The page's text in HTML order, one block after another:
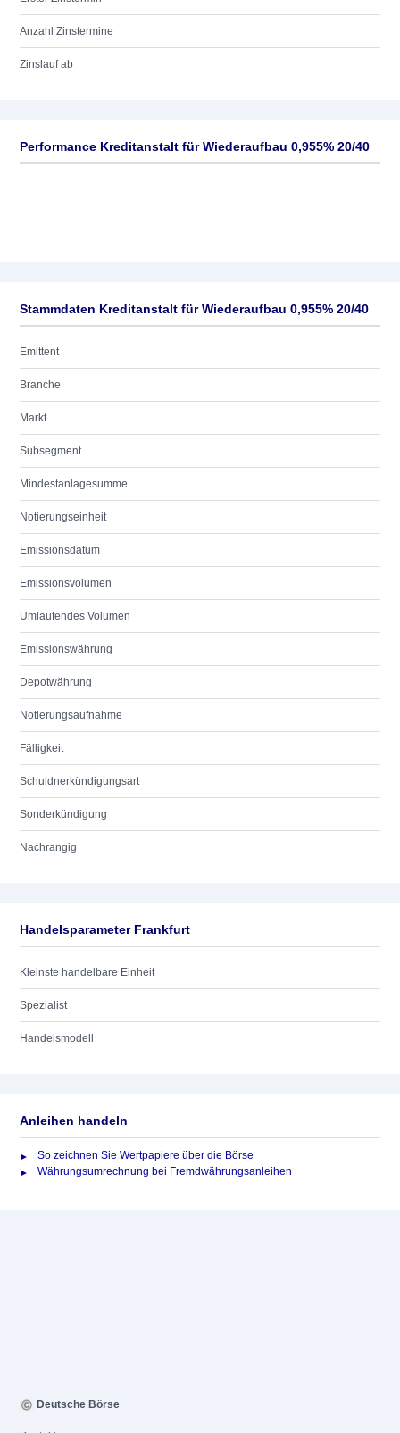
Anzahl Zinstermine
Zinslauf ab
Performance Kreditanstalt für Wiederaufbau 0,955% 20/40
Stammdaten Kreditanstalt für Wiederaufbau 0,955% 20/40
Emittent
Branche
Markt
Subsegment
Mindestanlagesumme
Notierungseinheit
Emissionsdatum
Emissionsvolumen
Umlaufendes Volumen
Emissionswährung
Depotwährung
Notierungsaufnahme
Fälligkeit
Schuldnerkündigungsart
Sonderkündigung
Nachrangig
Handelsparameter Frankfurt
Kleinste handelbare Einheit
Spezialist
Handelsmodell
Anleihen handeln
So zeichnen Sie Wertpapiere über die Börse
Währungsumrechnung bei Fremdwährungsanleihen
Deutsche Börse